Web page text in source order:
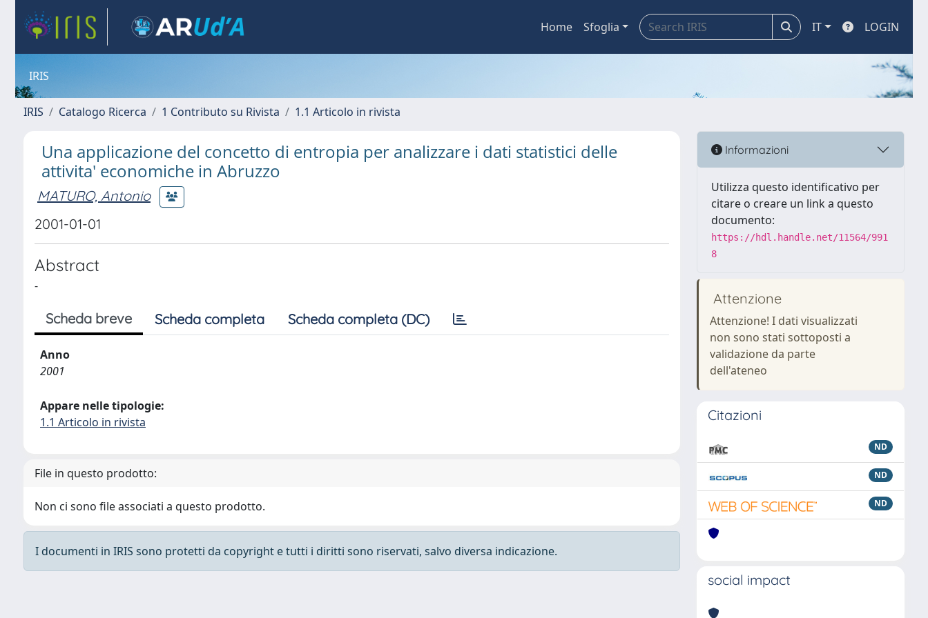
Home Sfoglia IT LOGIN
IRIS
IRIS Catalogo Ricerca 1 Contributo su Rivista 1.1 Articolo in rivista
Una applicazione del concetto di entropia per analizzare i dati statistici delle
attivita' economiche in Abruzzo
MATURO, Antonio
2001-01-01
Abstract
-
Scheda breve Scheda completa Scheda completa (DC)
Anno
2001
Appare nelle tipologie:
1.1 Articolo in rivista
File in questo prodotto:
Non ci sono file associati a questo prodotto.
I documenti in IRIS sono protetti da copyright e tutti i diritti sono riservati, salvo diversa indicazione.
Informazioni
Utilizza questo identificativo per
citare o creare un link a questo
documento:
https://hdl.handle.net/11564/991
8
Attenzione
Attenzione! I dati visualizzati
non sono stati sottoposti a
validazione da parte
dell'ateneo
Citazioni
ND
ND
ND
social impact